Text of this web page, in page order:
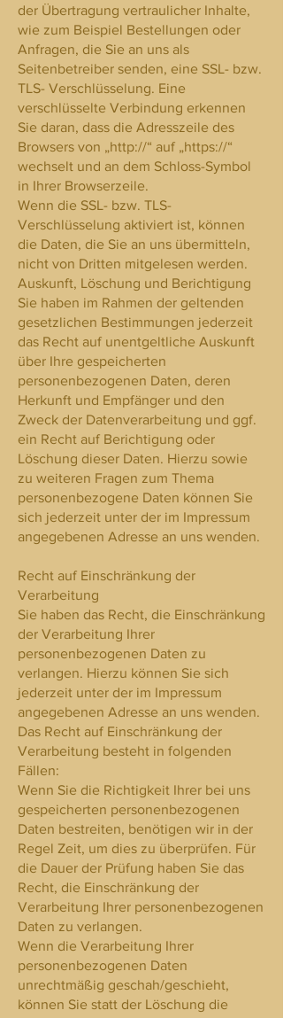
der Übertragung vertraulicher Inhalte,
wie zum Beispiel Bestellungen oder
Anfragen, die Sie an uns als
Seitenbetreiber senden, eine SSL- bzw.
TLS- Verschlüsselung. Eine
verschlüsselte Verbindung erkennen
Sie daran, dass die Adresszeile des
Browsers von „http://“ auf „https://“
wechselt und an dem Schloss-Symbol
in Ihrer Browserzeile.
Wenn die SSL- bzw. TLS-
Verschlüsselung aktiviert ist, können
die Daten, die Sie an uns übermitteln,
nicht von Dritten mitgelesen werden.
Auskunft, Löschung und Berichtigung
Sie haben im Rahmen der geltenden
gesetzlichen Bestimmungen jederzeit
das Recht auf unentgeltliche Auskunft
über Ihre gespeicherten
personenbezogenen Daten, deren
Herkunft und Empfänger und den
Zweck der Datenverarbeitung und ggf.
ein Recht auf Berichtigung oder
Löschung dieser Daten. Hierzu sowie
zu weiteren Fragen zum Thema
personenbezogene Daten können Sie
sich jederzeit unter der im Impressum
angegebenen Adresse an uns wenden.
Recht auf Einschränkung der
Verarbeitung
Sie haben das Recht, die Einschränkung
der Verarbeitung Ihrer
personenbezogenen Daten zu
verlangen. Hierzu können Sie sich
jederzeit unter der im Impressum
angegebenen Adresse an uns wenden.
Das Recht auf Einschränkung der
Verarbeitung besteht in folgenden
Fällen:
Wenn Sie die Richtigkeit Ihrer bei uns
gespeicherten personenbezogenen
Daten bestreiten, benötigen wir in der
Regel Zeit, um dies zu überprüfen. Für
die Dauer der Prüfung haben Sie das
Recht, die Einschränkung der
Verarbeitung Ihrer personenbezogenen
Daten zu verlangen.
Wenn die Verarbeitung Ihrer
personenbezogenen Daten
unrechtmäßig geschah/geschieht,
können Sie statt der Löschung die